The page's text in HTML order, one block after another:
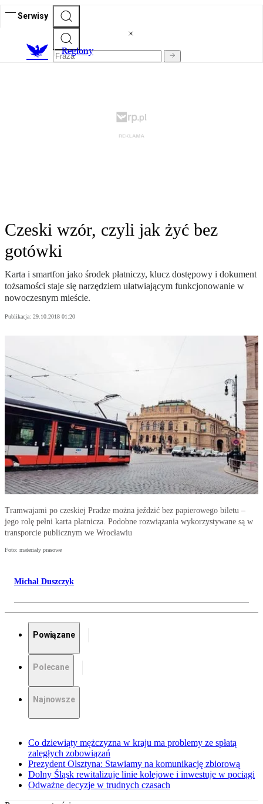
Serwisy
Regiony
Czeski wzór, czyli jak żyć bez
gotówki
Karta i smartfon jako środek płatniczy, klucz dostępowy i dokument
tożsamości staje się narzędziem ułatwiającym funkcjonowanie w
nowoczesnym mieście.
Publikacja: 29.10.2018 01:20
Tramwajami po czeskiej Pradze można jeździć bez papierowego biletu –
jego rolę pełni karta płatnicza. Podobne rozwiązania wykorzystywane są w
transporcie publicznym we Wrocławiu
Foto: materiały prasowe
Michał Duszczyk
Powiązane
Polecane
Najnowsze
Co dziewiąty mężczyzna w kraju ma problemy ze spłatą
zaległych zobowiązań
Prezydent Olsztyna: Stawiamy na komunikację zbiorową
Dolny Śląsk rewitalizuje linie kolejowe i inwestuje w pociągi
Odważne decyzje w trudnych czasach